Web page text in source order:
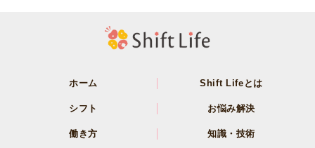
ホーム Shift Lifeとは
シフト お悩み解決
働き方 知識・技術